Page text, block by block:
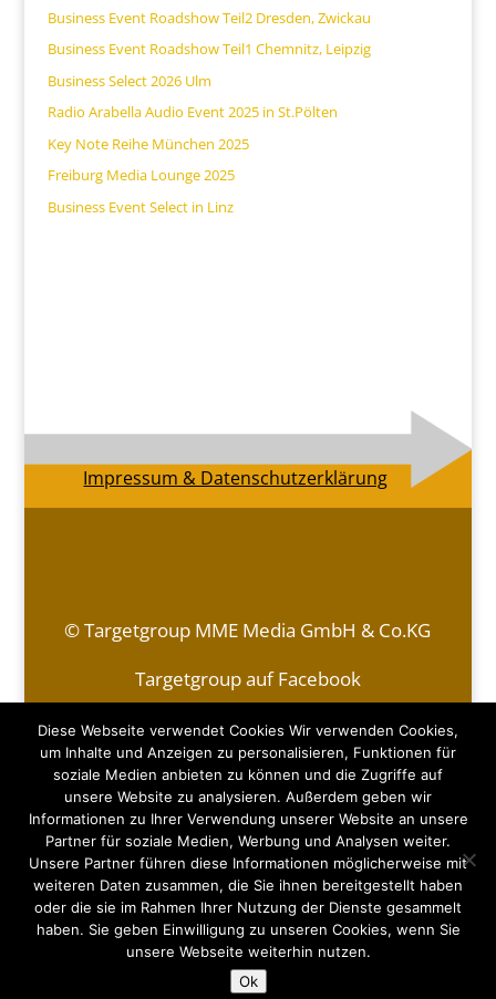
Business Event Roadshow Teil2 Dresden, Zwickau
Business Event Roadshow Teil1 Chemnitz, Leipzig
Business Select 2026 Ulm
Radio Arabella Audio Event 2025 in St.Pölten
Key Note Reihe München 2025
Freiburg Media Lounge 2025
Business Event Select in Linz
Impressum & Datenschutzerklärung
© Targetgroup MME Media GmbH & Co.KG
Targetgroup auf Facebook
Kontakt|Impressum & Datenschutzerklärung
Monja Ebeert
Mobil (DE):+49 (0)170 - 498 77 55
E-Mail:monja.ebeert@targetgroup-media.de
Michael Ebeert
Mobil (DE):+49 (0)151 - 15 21 72 78
Mobil (AUT): +43 (0)676 - 920 13 20
E-Mail:michael.ebeert@targetgroup.at
Diese Webseite verwendet Cookies Wir verwenden Cookies,
um Inhalte und Anzeigen zu personalisieren, Funktionen für
soziale Medien anbieten zu können und die Zugriffe auf
unsere Website zu analysieren. Außerdem geben wir
Informationen zu Ihrer Verwendung unserer Website an unsere
Partner für soziale Medien, Werbung und Analysen weiter.
Unsere Partner führen diese Informationen möglicherweise mit
weiteren Daten zusammen, die Sie ihnen bereitgestellt haben
oder die sie im Rahmen Ihrer Nutzung der Dienste gesammelt
haben. Sie geben Einwilligung zu unseren Cookies, wenn Sie
unsere Webseite weiterhin nutzen.
Ok